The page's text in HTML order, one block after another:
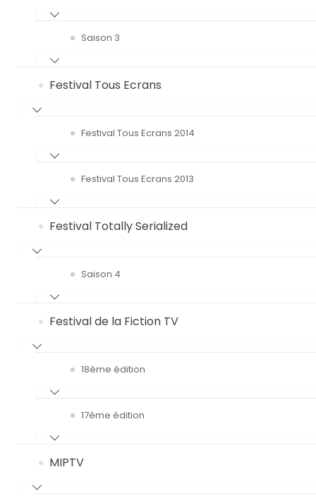
Saison 3
Festival Tous Ecrans
Festival Tous Ecrans 2014
Festival Tous Ecrans 2013
Festival Totally Serialized
Saison 4
Festival de la Fiction TV
18ème édition
17ème édition
MIPTV